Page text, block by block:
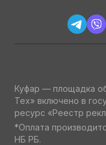
Куфар — площадка
Тех» включено в
ресурс «Реестр
*Оплата
НБ РБ.